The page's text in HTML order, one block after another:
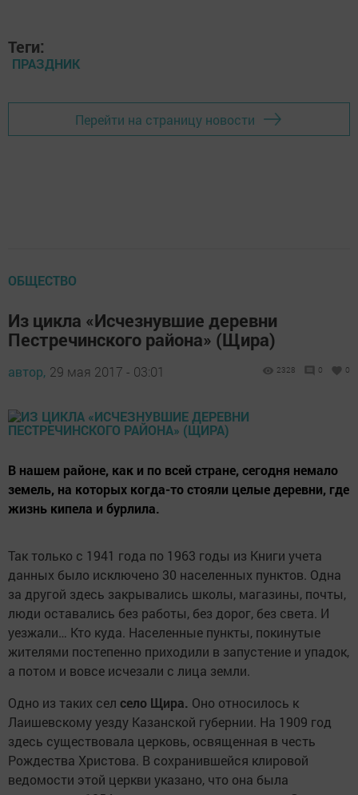
Теги:
ПРАЗДНИК
Перейти на страницу новости
ОБЩЕСТВО
Из цикла «Исчезнувшие деревни
Пестречинского района» (Щира)
автор, 29 мая 2017 - 03:01 2328 0 0
В нашем районе, как и по всей стране, сегодня немало
земель, на которых когда-то стояли целые деревни, где
жизнь кипела и бурлила.
Так только с 1941 года по 1963 годы из Книги учета
данных было исключено 30 населенных пунктов. Одна
за другой здесь закрывались школы, магазины, почты,
люди оставались без работы, без дорог, без света. И
уезжали… Кто куда. Населенные пункты, покинутые
жителями постепенно приходили в запустение и упадок,
а потом и вовсе исчезали с лица земли.
Одно из таких сел село Щира. Оно относилось к
Лаишевскому уезду Казанской губернии. На 1909 год
здесь существовала церковь, освященная в честь
Рождества Христова. В сохранившейся клировой
ведомости этой церкви указано, что она была